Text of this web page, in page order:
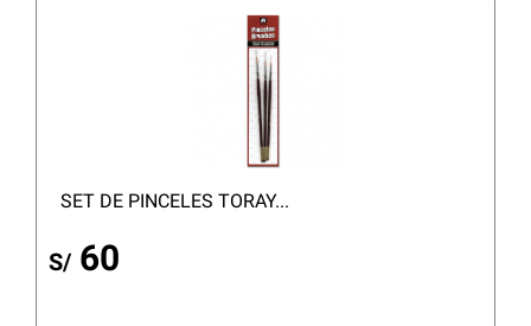
SET DE PINCELES TORAY...
S/ 60